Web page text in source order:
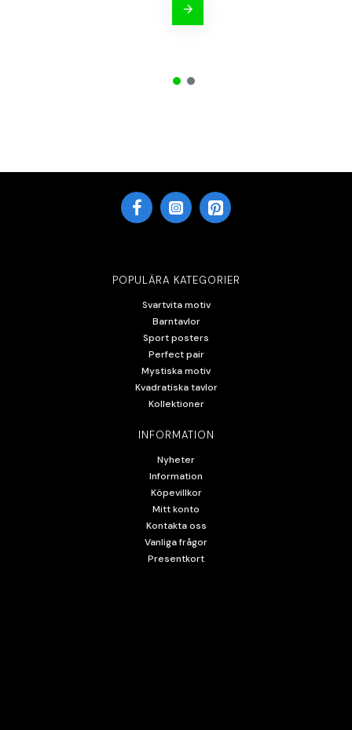
POPULÄRA KATEGORIER
Svartvita motiv
Barntavlor
Sport posters
Perfect pair
Mystiska motiv
Kvadratiska tavlor
Kollektioner
INFORMATION
Nyheter
Information
Köpevillkor
Mitt konto
Kontakta oss
Vanliga frågor
Presentkort